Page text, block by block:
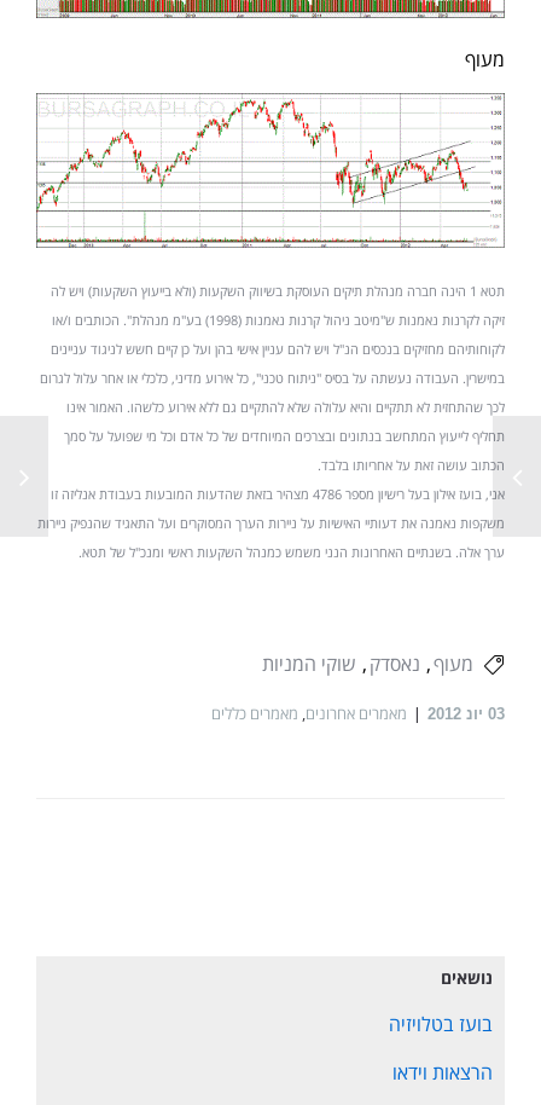
מעוף
תטא 1 הינה חברה מנהלת תיקים העוסקת בשיווק השקעות (ולא בייעוץ השקעות) ויש לה
זיקה לקרנות נאמנות ש"מיטב ניהול קרנות נאמנות (1998) בע"מ מנהלת". הכותבים ו/או
לקוחותיהם מחזיקים בנכסים הנ"ל ויש להם עניין אישי בהן ועל כן קיים חשש לניגוד עניינים
במישרין. העבודה נעשתה על בסיס "ניתוח טכני", כל אירוע מדיני, כלכלי או אחר עלול לגרום
לכך שהתחזית לא תתקיים והיא עלולה שלא להתקיים גם ללא אירוע כלשהו. האמור אינו
תחליף לייעוץ המתחשב בנתונים ובצרכים המיוחדים של כל אדם וכל מי שפועל על סמך
הכתוב עושה זאת על אחריותו בלבד.
אני, בועז אילון בעל רישיון מספר 4786 מצהיר בזאת שהדעות המובעות בעבודת אנליזה זו
משקפות נאמנה את דעותיי האישיות על ניירות הערך המסוקרים ועל התאגיד שהנפיק ניירות
ערך אלה. בשנתיים האחרונות הנני משמש כמנהל השקעות ראשי ומנכ"ל של תטא.
מעוף נאסדק שוקי המניות
03 יונ 2012 מאמרים אחרונים, מאמרים כללים
נושאים
בועז בטלויזיה
הרצאות וידאו